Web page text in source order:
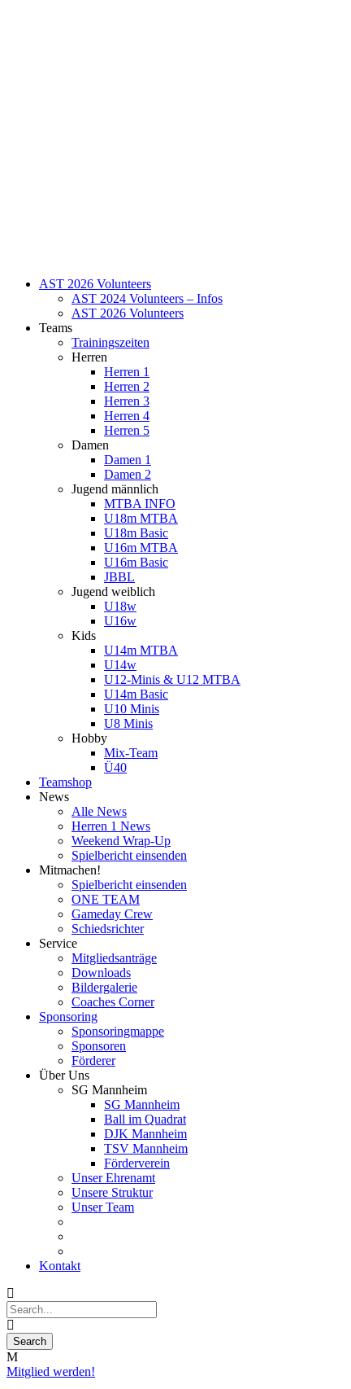
AST 2026 Volunteers
AST 2024 Volunteers – Infos
AST 2026 Volunteers
Teams
Trainingszeiten
Herren
Herren 1
Herren 2
Herren 3
Herren 4
Herren 5
Damen
Damen 1
Damen 2
Jugend männlich
MTBA INFO
U18m MTBA
U18m Basic
U16m MTBA
U16m Basic
JBBL
Jugend weiblich
U18w
U16w
Kids
U14m MTBA
U14w
U12-Minis & U12 MTBA
U14m Basic
U10 Minis
U8 Minis
Hobby
Mix-Team
Ü40
Teamshop
News
Alle News
Herren 1 News
Weekend Wrap-Up
Spielbericht einsenden
Mitmachen!
Spielbericht einsenden
ONE TEAM
Gameday Crew
Schiedsrichter
Service
Mitgliedsanträge
Downloads
Bildergalerie
Coaches Corner
Sponsoring
Sponsoringmappe
Sponsoren
Förderer
Über Uns
SG Mannheim
SG Mannheim
Ball im Quadrat
DJK Mannheim
TSV Mannheim
Förderverein
Unser Ehrenamt
Unsere Struktur
Unser Team
Kontakt
Mitglied werden!